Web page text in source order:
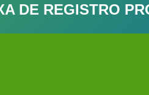
DE REGISTRO